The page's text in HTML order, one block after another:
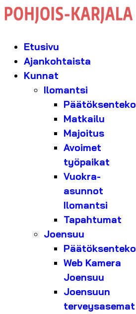
Etusivu
Ajankohtaista
Kunnat
Ilomantsi
Päätöksenteko
Matkailu
Majoitus
Avoimet
työpaikat
Vuokra-
asunnot
Ilomantsi
Tapahtumat
Joensuu
Päätöksenteko
Web Kamera
Joensuu
Joensuun
terveysasemat